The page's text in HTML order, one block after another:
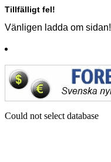
Tillfälligt fel!
Vänligen ladda om sidan!
Could not select database